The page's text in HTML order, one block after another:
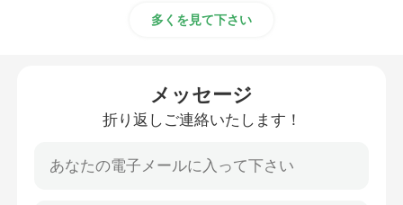
多くを見て下さい
メッセージ
折り返しご連絡いたします！